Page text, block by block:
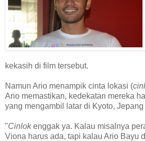
kekasih di film tersebut.
Namun Ario menampik cinta lokasi (
Ario memastikan, kedekatan mereka
yang mengambil latar di Kyoto, Jepang
"Cinlokenggak ya. Kalau misalnya
Viona harus ada, tapi kalau Ario Bayu